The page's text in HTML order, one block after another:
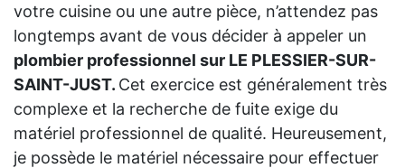
votre cuisine ou une autre pièce, n’attendez pas
longtemps avant de vous décider à appeler un
plombier professionnel sur LE PLESSIER-SUR-
SAINT-JUST. Cet exercice est généralement très
complexe et la recherche de fuite exige du
matériel professionnel de qualité. Heureusement,
je possède le matériel nécessaire pour effectuer